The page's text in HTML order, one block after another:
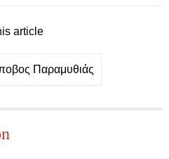
article
Παραμυθιάς